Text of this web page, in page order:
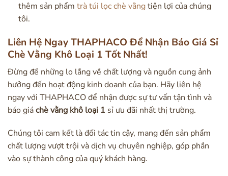
thêm sản phẩm trà túi lọc chè vằngtiện lợi của chúng
tôi.
Liên Hệ Ngay THAPHACO Để Nhận Báo Giá Sỉ
Chè Vằng Khô Loại 1 Tốt Nhất!
Đừng để những lo lắng về chất lượng và nguồn cung ảnh
hưởng đến hoạt động kinh doanh của bạn. Hãy liên hệ
ngay với THAPHACO để nhận được sự tư vấn tận tình và
báo giáchè vằng khô loại 1 sỉ ưu đãi nhất thị trường.
Chúng tôi cam kết là đối tác tin cậy, mang đến sản phẩm
chất lượng vượt trội và dịch vụ chuyên nghiệp, góp phần
vào sự thành công của quý khách hàng.